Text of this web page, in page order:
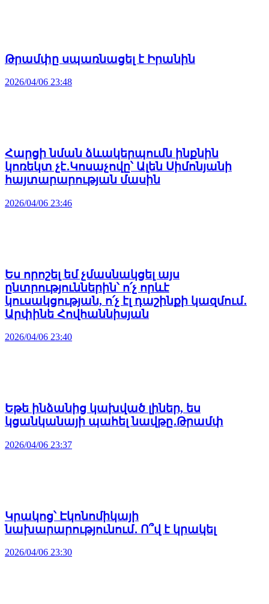
Թրամփը սպառնացել է Իրանին
2026/04/06 23:48
Հարցի նման ձևակերպումն ինքնին
կոռեկտ չէ․Կոսաչովը՝ Ալեն Սիմոնյանի
հայտարարության մասին
2026/04/06 23:46
Ես որոշել եմ չմասնակցել այս
ընտրություններին՝ ո՛չ որևէ
կուսակցության, ո՛չ էլ դաշինքի կազմում․
Արփինե Հովհաննիսյան
2026/04/06 23:40
Եթե ինձանից կախված լիներ, ես
կցանկանայի պահել նավթը․Թրամփ
2026/04/06 23:37
Կրակոց՝ Էկոնոմիկայի
նախարարությունում․ Ո՞վ է կրակել
2026/04/06 23:30